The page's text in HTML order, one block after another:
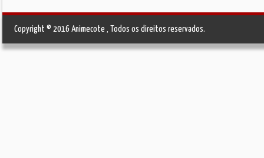
Copyright © 2016 Animecote , Todos os direitos reservados.